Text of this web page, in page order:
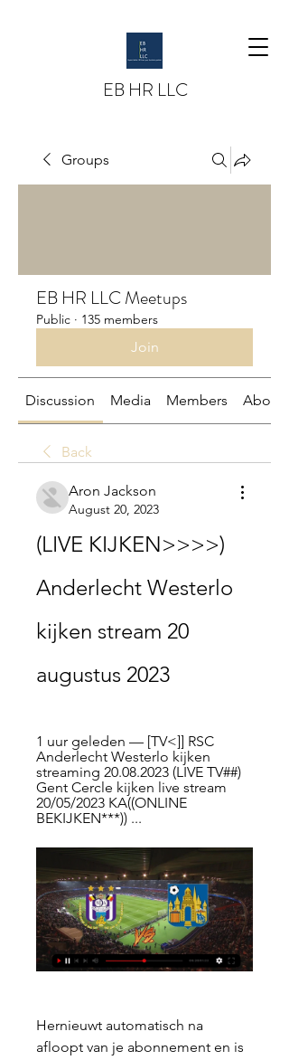
EB HR LLC
Groups
EB HR LLC Meetups
Public · 135 members
Join
Discussion Media Members About
Back
Aron Jackson
August 20, 2023
(LIVE KIJKEN>>>>)
Anderlecht Westerlo
kijken stream 20
augustus 2023
1 uur geleden — [TV<]] RSC
Anderlecht Westerlo kijken
streaming 20.08.2023 (LIVE TV##)
Gent Cercle kijken live stream
20/05/2023 KA((ONLINE
BEKIJKEN***)) ...
Hernieuwt automatisch na
afloopt van je abonnement en is